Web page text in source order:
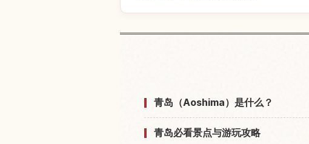
青岛（Aoshima）是什么？
青岛必看景点与游玩攻略